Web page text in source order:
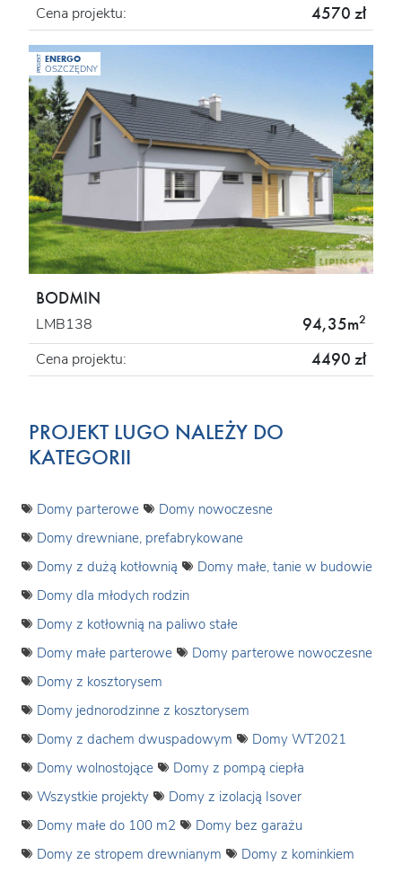
Cena projektu: 4570 zł
PROJEKT ENERGO
OSZCZĘDNY
BODMIN
LMB138 94,35m2
Cena projektu: 4490 zł
PROJEKT LUGO NALEŻY DO
KATEGORII
Domy parterowe
Domy nowoczesne
Domy drewniane, prefabrykowane
Domy z dużą kotłownią
Domy małe, tanie w budowie
Domy dla młodych rodzin
Domy z kotłownią na paliwo stałe
Domy małe parterowe
Domy parterowe nowoczesne
Domy z kosztorysem
Domy jednorodzinne z kosztorysem
Domy z dachem dwuspadowym
Domy WT2021
Domy wolnostojące
Domy z pompą ciepła
Wszystkie projekty
Domy z izolacją Isover
Domy małe do 100 m2
Domy bez garażu
Domy ze stropem drewnianym
Domy z kominkiem